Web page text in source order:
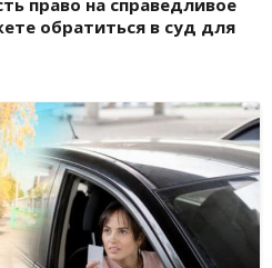
право на справедливое
обратиться в суд для